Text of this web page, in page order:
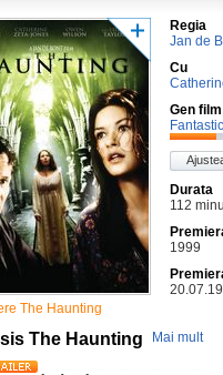
The Haunting
Regia
Jan de
Cu
Gen film
Fantastic
Durata
112
1999
The Haunting Mai mult